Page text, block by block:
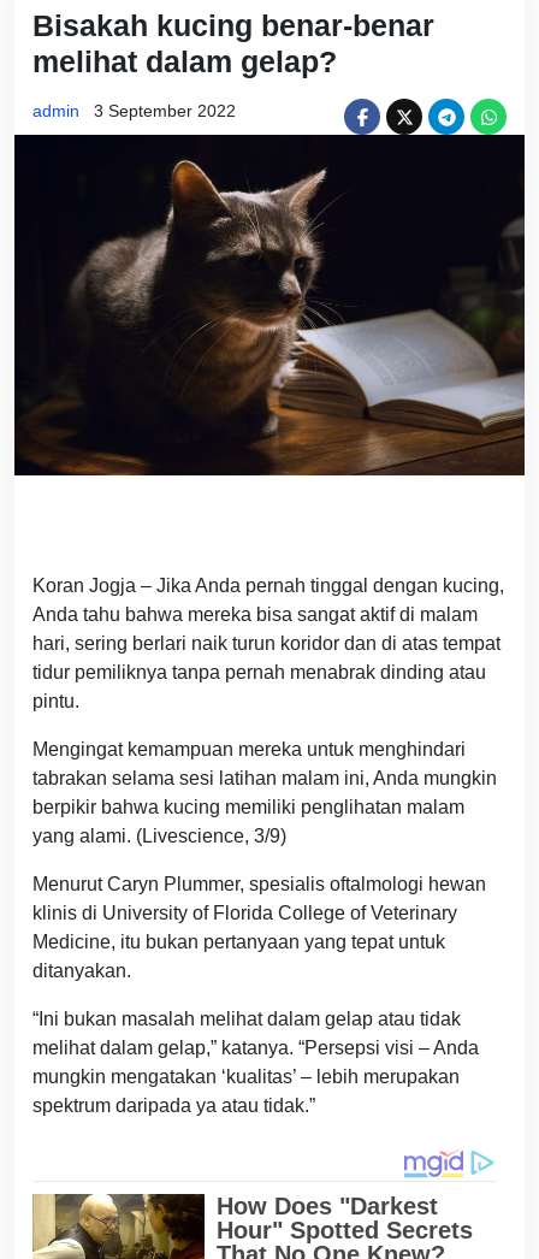
Bisakah kucing benar-benar
melihat dalam gelap?
admin 3 September 2022
Koran Jogja – Jika Anda pernah tinggal dengan kucing,
Anda tahu bahwa mereka bisa sangat aktif di malam
hari, sering berlari naik turun koridor dan di atas tempat
tidur pemiliknya tanpa pernah menabrak dinding atau
pintu.
Mengingat kemampuan mereka untuk menghindari
tabrakan selama sesi latihan malam ini, Anda mungkin
berpikir bahwa kucing memiliki penglihatan malam
yang alami. (Livescience, 3/9)
Menurut Caryn Plummer, spesialis oftalmologi hewan
klinis di University of Florida College of Veterinary
Medicine, itu bukan pertanyaan yang tepat untuk
ditanyakan.
“Ini bukan masalah melihat dalam gelap atau tidak
melihat dalam gelap,” katanya. “Persepsi visi – Anda
mungkin mengatakan ‘kualitas’ – lebih merupakan
spektrum daripada ya atau tidak.”